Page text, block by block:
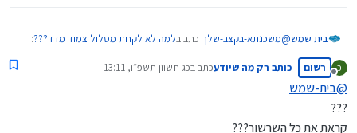
בית שמש@משכנתא-בקצב-שלך כתב בלמה לא לקחת מסלול צמוד מדד???:
שהאינפלציה כמעט תמיד עולה בקצב גבוה יותר
כמובן שאני מדבר על השליש הקבוע, וברור שזה לא שווה רק בשביל
כ
מנותק
רשום כותב רק מה שיודעכתב בכג חשוון תשפ״ו, 13:11
נערך לאחרונה על ידי
@בית-שמש
???
קראת את כל השרשור???